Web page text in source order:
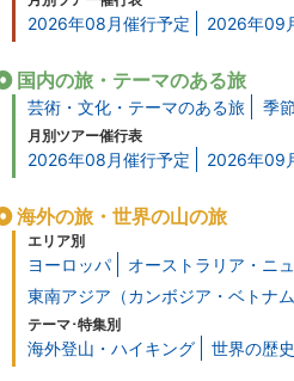
2026年08月催行予定 2026年09
国内の旅・テーマのある旅
芸術・文化・テーマのある旅 季
月別ツアー催行表
2026年08月催行予定 2026年09
海外の旅・世界の山の旅
エリア別
ヨーロッパ オーストラリア・ニ
東南アジア（カンボジア・ベトナ
テーマ･特集別
海外登山・ハイキング 世界の歴